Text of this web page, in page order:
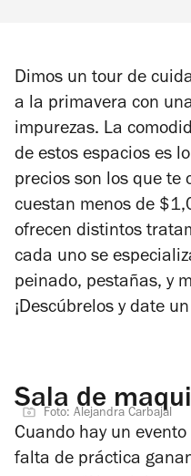
Dimos un tour de
a la primavera con
impurezas. La
de estos espacios es
precios son los que te
cuestan menos de
ofrecen distintos
cada uno se
peinado, pestañas, y
¡Descúbrelos y date
Sala de
Foto: Alejandra Carbajal
Cuando hay un
falta de práctica